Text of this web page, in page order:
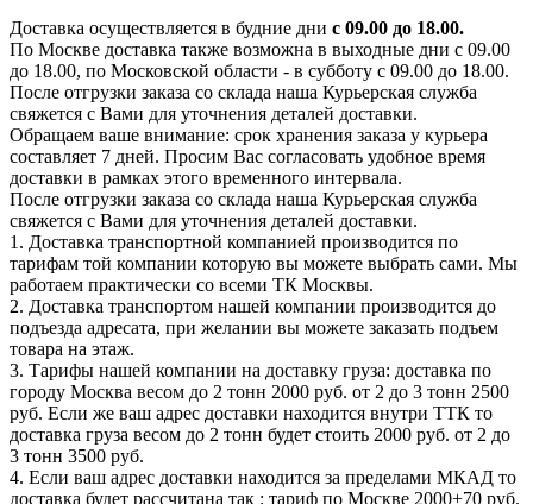
Доставка осуществляется в будние дни с 09.00 до 18.00.
По Москве доставка также возможна в выходные дни с 09.00
до 18.00, по Московской области - в субботу с 09.00 до 18.00.
После отгрузки заказа со склада наша Курьерская служба
свяжется с Вами для уточнения деталей доставки.
Обращаем ваше внимание: срок хранения заказа у курьера
составляет 7 дней. Просим Вас согласовать удобное время
доставки в рамках этого временного интервала.
После отгрузки заказа со склада наша Курьерская служба
свяжется с Вами для уточнения деталей доставки.
1. Доставка транспортной компанией производится по
тарифам той компании которую вы можете выбрать сами. Мы
работаем практически со всеми ТК Москвы.
2. Доставка транспортом нашей компании производится до
подъезда адресата, при желании вы можете заказать подъем
товара на этаж.
3. Тарифы нашей компании на доставку груза: доставка по
городу Москва весом до 2 тонн 2000 руб. от 2 до 3 тонн 2500
руб. Если же ваш адрес доставки находится внутри ТТК то
доставка груза весом до 2 тонн будет стоить 2000 руб. от 2 до
3 тонн 3500 руб.
4. Если ваш адрес доставки находится за пределами МКАД то
доставка будет рассчитана так : тариф по Москве 2000+70 руб.